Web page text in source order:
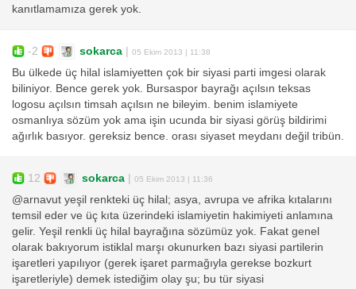
kanıtlamamıza gerek yok.
-2 sokarca | 05 Ekim 2013 | 11:38
Bu ülkede üç hilal islamiyetten çok bir siyasi parti imgesi olarak
biliniyor. Bence gerek yok. Bursaspor bayrağı açılsın teksas
logosu açılsın timsah açılsın ne bileyim. benim islamiyete
osmanlıya sözüm yok ama işin ucunda bir siyasi görüş bildirimi
ağırlık basıyor. gereksiz bence. orası siyaset meydanı değil tribün.
12 sokarca | 05 Ekim 2013 | 11:36
@arnavut yeşil renkteki üç hilal; asya, avrupa ve afrika kıtalarını
temsil eder ve üç kıta üzerindeki islamiyetin hakimiyeti anlamına
gelir. Yeşil renkli üç hilal bayrağına sözümüz yok. Fakat genel
olarak bakıyorum istiklal marşı okunurken bazı siyasi partilerin
işaretleri yapılıyor (gerek işaret parmağıyla gerekse bozkurt
işaretleriyle) demek istediğim olay şu; bu tür siyasi